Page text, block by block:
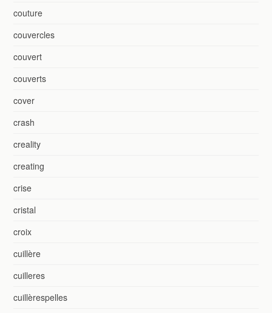
couture
couvercles
couvert
couverts
cover
crash
creality
creating
crise
cristal
croix
cuillère
cuilleres
cuillèrespelles